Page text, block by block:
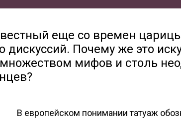
еще со времен
дискуссий. Почему же это
мифов и столь
В европейском понимании татуаж